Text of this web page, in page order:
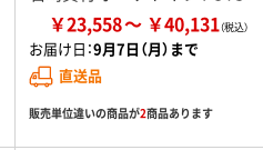
￥23,558 ￥40,131
お届け日：9月7日（月）まで
直送品
販売単位違いの商品が2商品あります